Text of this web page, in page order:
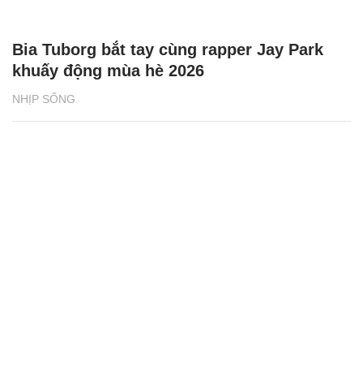
NHỊP SỐNG
Bia Tuborg bắt tay cùng rapper Jay Park
khuấy động mùa hè 2026